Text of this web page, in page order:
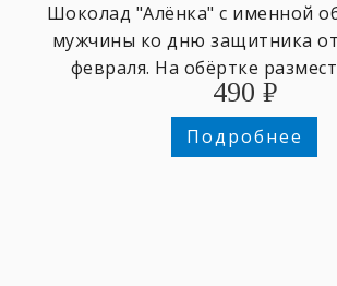
Шоколад "Алёнка" с именной
мужчины ко дню защитника
февраля. На обёртке
напишем любое имя и
текст.
490 ₽
Подробнее